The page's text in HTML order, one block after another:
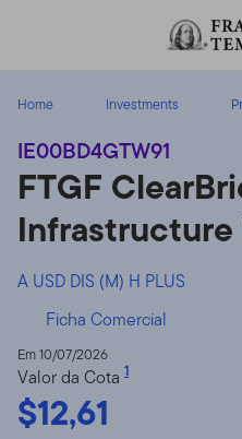
Home Investments
IE00BD4GTW91
FTGF
Infrastructure
A USD DIS (M) H PLUS
Ficha Comercial
Em 10/07/2026
Valor da Cota 1
$12,61